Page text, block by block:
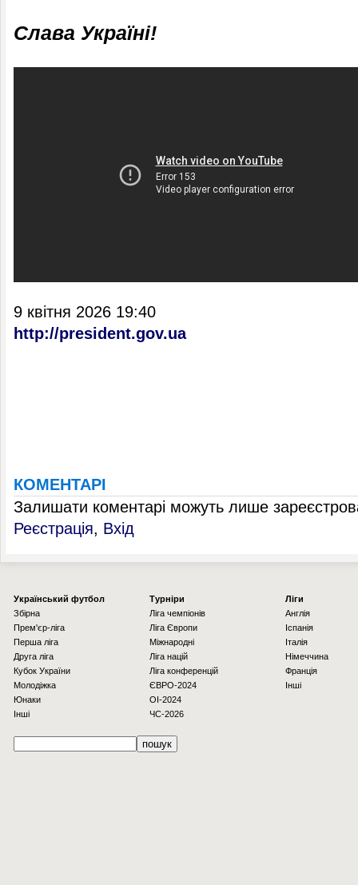
Слава Україні!
9 квітня 2026 19:40
http://president.gov.ua
КОМЕНТАРІ
Залишати коментарі можуть лише
Реєстрація, Вхід
Українcький футбол
Збірна
Прем'єр-ліга
Перша ліга
Друга ліга
Кубок України
Молодіжка
Юнаки
Інші
Турніри
Ліга чемпіонів
Ліга Європи
Міжнародні
Ліга націй
Ліга конференцій
ЄВРО-2024
OI-2024
ЧС-2026
Ліги
Англія
Іспанія
Італія
Німеччина
Франція
Інші